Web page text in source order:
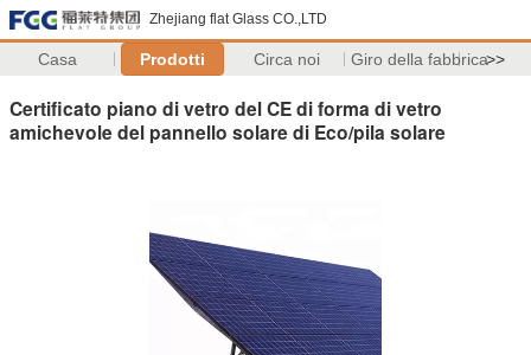
Zhejiang flat Glass CO.,LTD
Casa Prodotti Circa noi Giro della fabbrica>>
Certificato piano di vetro del CE di forma di vetro
amichevole del pannello solare di Eco/pila solare